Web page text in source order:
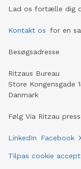
Lad os fortælle dig
Kontakt os for en
Besøgsadresse
Ritzaus Bureau
Store Kongensgade
Danmark
Følg Via Ritzau
LinkedIn Facebook
Tilpas cookie accept